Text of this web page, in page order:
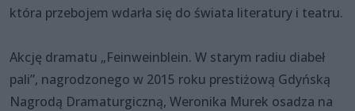
która przebojem wdarła się do świata literatury i teatru.
Akcję dramatu „Feinweinblein. W starym radiu diabeł
pali”, nagrodzonego w 2015 roku prestiżową Gdyńską
Nagrodą Dramaturgiczną, Weronika Murek osadza na